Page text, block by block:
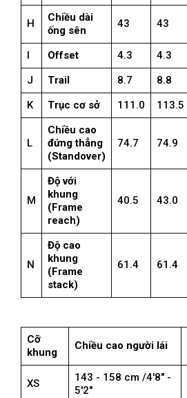
H
Chiều dài
ống sên
43 43
Offset 4.3 4.3
J
Trail 8.7 8.8
K
Trục cơ sở 111.0 113.5
L
Chiều cao
đứng thẳng
(Standover)
74.7 74.9
M
Độ với
khung
(Frame
reach)
40.5 43.0
N
Độ cao
khung
(Frame
stack)
61.4 61.4
Cỡ
khung
Chiều cao người lái
XS
143 - 158 cm /4'8" -
5'2"